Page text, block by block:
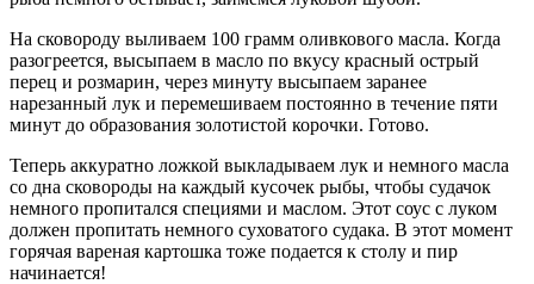
На сковороду выливаем 100 грамм оливкового масла. Когда
разогреется, высыпаем в масло по вкусу красный острый
перец и розмарин, через минуту высыпаем заранее
нарезанный лук и перемешиваем постоянно в течение пяти
минут до образования золотистой корочки. Готово.
Теперь аккуратно ложкой выкладываем лук и немного масла
со дна сковороды на каждый кусочек рыбы, чтобы судачок
немного пропитался специями и маслом. Этот соус с луком
должен пропитать немного суховатого судака. В этот момент
горячая вареная картошка тоже подается к столу и пир
начинается!